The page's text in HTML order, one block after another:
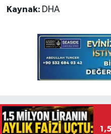
Kaynak: DHA